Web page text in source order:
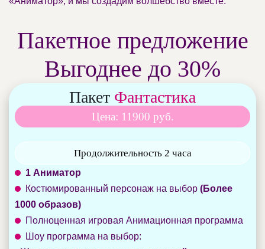
Пакетное предложение
Выгоднее до 30%
Пакет Фантастика
Цена: 11900 руб.
Продолжительность 2 часа
1 Аниматор
Костюмированный персонаж на выбор (Более
1000 образов)
Полноценная игровая Анимационная программа
Шоу программа на выбор: